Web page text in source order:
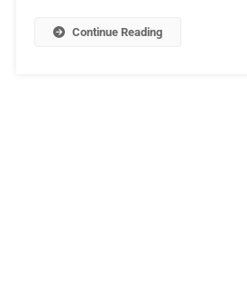
Continue Reading